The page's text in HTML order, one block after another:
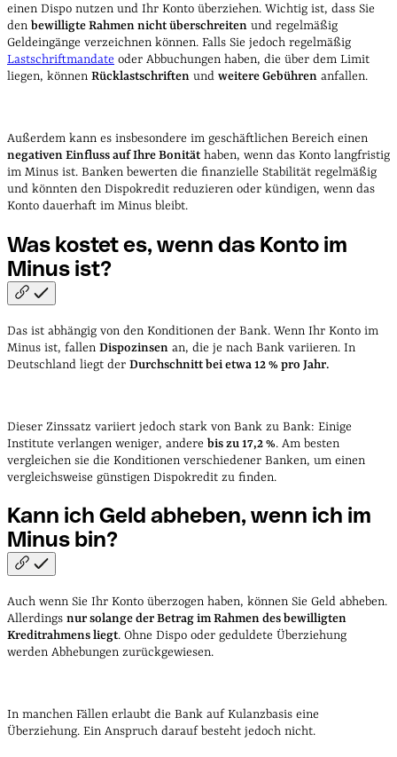
einen Dispo nutzen und Ihr Konto überziehen. Wichtig ist, dass Sie
den bewilligte Rahmen nicht überschreiten und regelmäßig
Geldeingänge verzeichnen können. Falls Sie jedoch regelmäßig
Lastschriftmandate oder Abbuchungen haben, die über dem Limit
liegen, können Rücklastschriften und weitere Gebühren anfallen.
Außerdem kann es insbesondere im geschäftlichen Bereich einen
negativen Einfluss auf Ihre Bonität haben, wenn das Konto langfristig
im Minus ist. Banken bewerten die finanzielle Stabilität regelmäßig
und könnten den Dispokredit reduzieren oder kündigen, wenn das
Konto dauerhaft im Minus bleibt.
Was kostet es, wenn das Konto im
Minus ist?
Das ist abhängig von den Konditionen der Bank. Wenn Ihr Konto im
Minus ist, fallen Dispozinsen an, die je nach Bank variieren. In
Deutschland liegt der Durchschnitt bei etwa 12 % pro Jahr.
Dieser Zinssatz variiert jedoch stark von Bank zu Bank: Einige
Institute verlangen weniger, andere bis zu 17,2 %. Am besten
vergleichen sie die Konditionen verschiedener Banken, um einen
vergleichsweise günstigen Dispokredit zu finden.
Kann ich Geld abheben, wenn ich im
Minus bin?
Auch wenn Sie Ihr Konto überzogen haben, können Sie Geld abheben.
Allerdings nur solange der Betrag im Rahmen des bewilligten
Kreditrahmens liegt. Ohne Dispo oder geduldete Überziehung
werden Abhebungen zurückgewiesen.
In manchen Fällen erlaubt die Bank auf Kulanzbasis eine
Überziehung. Ein Anspruch darauf besteht jedoch nicht.